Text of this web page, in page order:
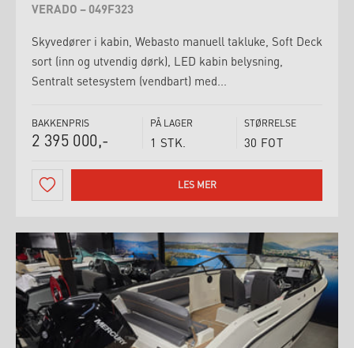
VERADO – 049F323
Skyvedører i kabin, Webasto manuell takluke, Soft Deck
sort (inn og utvendig dørk), LED kabin belysning,
Sentralt setesystem (vendbart) med...
BAKKENPRIS
2 395 000,-
PÅ LAGER
1 STK.
STØRRELSE
30 FOT
LES MER